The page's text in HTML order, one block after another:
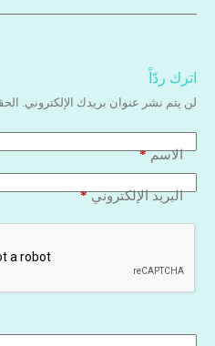
اترك ردّاً
لن يتم نشر عنوان بريدك الإلكتروني.
الاسم*
البريد الإلكتروني*